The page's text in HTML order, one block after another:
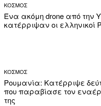
ΚΟΣΜΟΣ
Ένα ακόμη drone από την
κατέρριψαν οι ελληνικοί
ΚΟΣΜΟΣ
Ρουμανία: Κατέρριψε
που παραβίασε τον
της